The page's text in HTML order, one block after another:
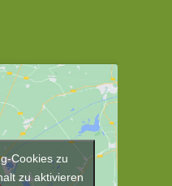
Cookies zu
zu aktivieren